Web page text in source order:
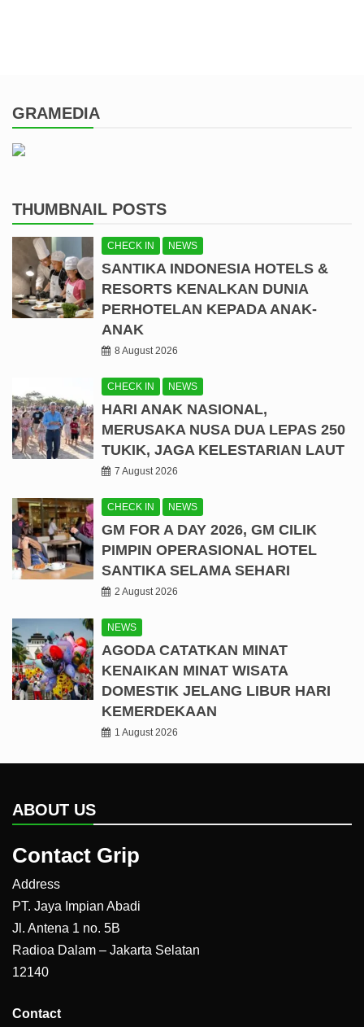
GRAMEDIA
THUMBNAIL POSTS
CHECK IN NEWS
SANTIKA INDONESIA HOTELS &
RESORTS KENALKAN DUNIA
PERHOTELAN KEPADA ANAK-
ANAK
8 August 2026
CHECK IN NEWS
HARI ANAK NASIONAL,
MERUSAKA NUSA DUA LEPAS 250
TUKIK, JAGA KELESTARIAN LAUT
7 August 2026
CHECK IN NEWS
GM FOR A DAY 2026, GM CILIK
PIMPIN OPERASIONAL HOTEL
SANTIKA SELAMA SEHARI
2 August 2026
NEWS
AGODA CATATKAN MINAT
KENAIKAN MINAT WISATA
DOMESTIK JELANG LIBUR HARI
KEMERDEKAAN
1 August 2026
ABOUT US
Contact Grip
Address
PT. Jaya Impian Abadi
Jl. Antena 1 no. 5B
Radioa Dalam – Jakarta Selatan
12140
Contact